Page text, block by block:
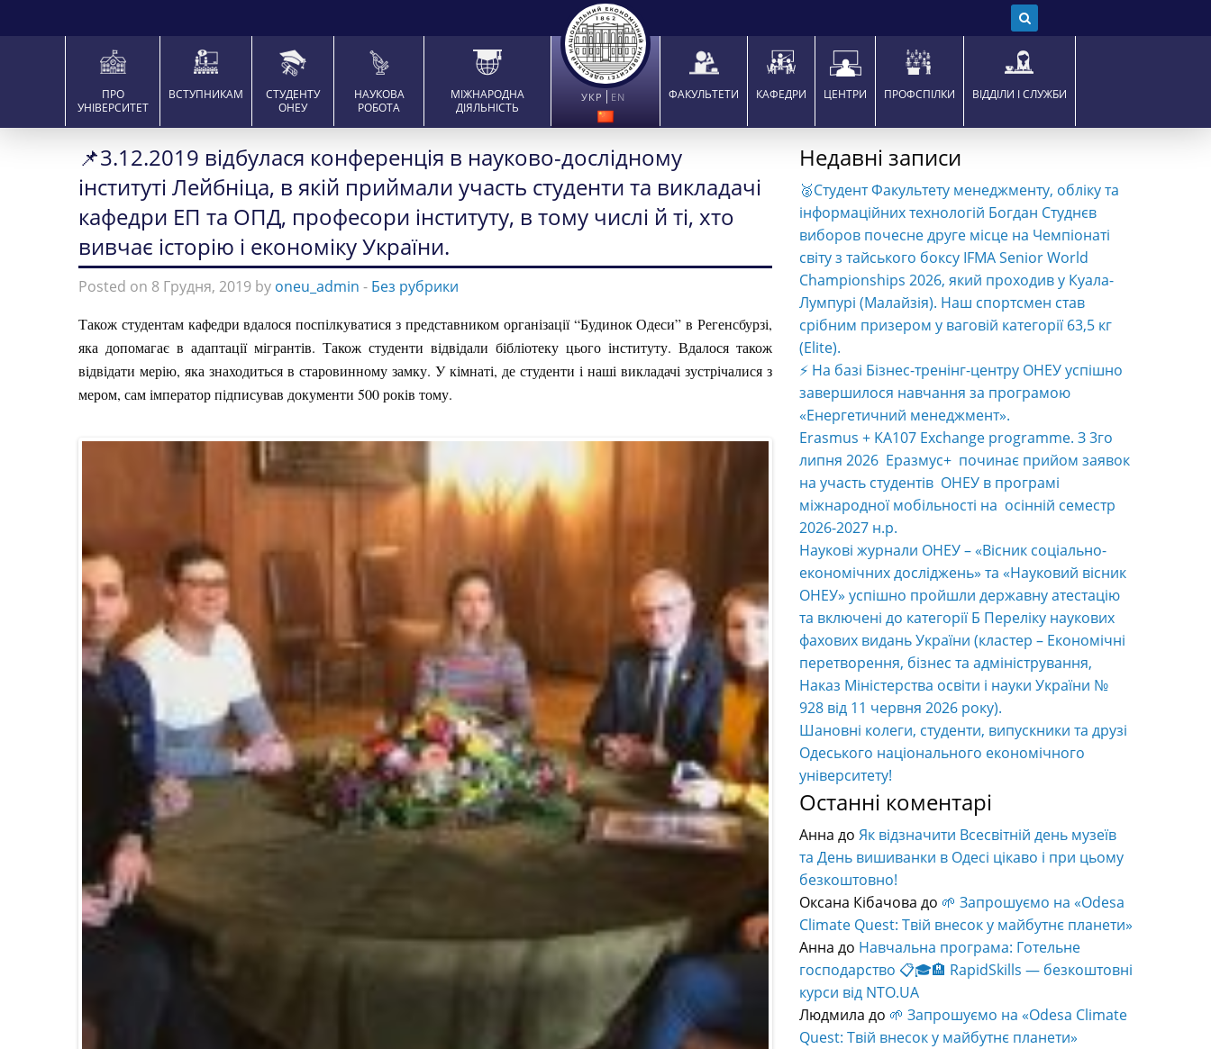
ПРО
УНІВЕРСИТЕТ
ВСТУПНИКАМ
СТУДЕНТУ
ОНЕУ
НАУКОВА
РОБОТА
МІЖНАРОДНА
ДІЯЛЬНІСТЬ
УКР EN ФАКУЛЬТЕТИ КАФЕДРИ ЦЕНТРИ ПРОФСПІЛКИ ВІДДІЛИ І СЛУЖБИ
📌3.12.2019 відбулася конференція в науково-дослідному
інституті Лейбніца, в якій приймали участь студенти та викладачі
кафедри ЕП та ОПД, професори інституту, в тому числі й ті, хто
вивчає історію і економіку України.
Posted on 8 Грудня, 2019 by oneu_admin - Без рубрики
Також студентам кафедри вдалося поспілкуватися з представником організації “Будинок Одеси” в Регенсбурзі,
яка допомагає в адаптації мігрантів. Також студенти відвідали бібліотеку цього інституту. Вдалося також
відвідати мерію, яка знаходиться в старовинному замку. У кімнаті, де студенти і наші викладачі зустрічалися з
мером, сам імператор підписував документи 500 років тому.
Недавні записи
🥈Студент Факультету менеджменту, обліку та
інформаційних технологій Богдан Студнєв
виборов почесне друге місце на Чемпіонаті
світу з тайського боксу IFMA Senior World
Championships 2026, який проходив у Куала-
Лумпурі (Малайзія). Наш спортсмен став
срібним призером у ваговій категорії 63,5 кг
(Elite).
⚡️ На базі Бізнес-тренінг-центру ОНЕУ успішно
завершилося навчання за програмою
«Енергетичний менеджмент».
Erasmus + KA107 Exchange programme. З 3го
липня 2026 Еразмус+ починає прийом заявок
на участь студентів ОНЕУ в програмі
міжнародної мобільності на осінній семестр
2026-2027 н.р.
Наукові журнали ОНЕУ – «Вісник соціально-
економічних досліджень» та «Науковий вісник
ОНЕУ» успішно пройшли державну атестацію
та включені до категорії Б Переліку наукових
фахових видань України (кластер – Економічні
перетворення, бізнес та адміністрування,
Наказ Міністерства освіти і науки України №
928 від 11 червня 2026 року).
Шановні колеги, студенти, випускники та друзі
Одеського національного економічного
університету!
Останні коментарі
Анна доЯк відзначити Всесвітній день музеїв
та День вишиванки в Одесі цікаво і при цьому
безкоштовно!
Оксана Кібачова до 🌱 Запрошуємо на «Odesa
Climate Quest: Твій внесок у майбутнє планети»
Анна до Навчальна програма: Готельне
господарство 📋🎓🏨 RapidSkills — безкоштовні
курси від NTO.UA
Людмила до 🌱 Запрошуємо на «Odesa Climate
Quest: Твій внесок у майбутнє планети»